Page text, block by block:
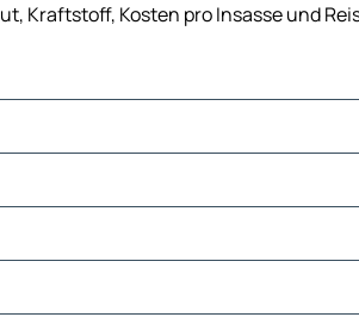
Kraftstoff, Kosten pro Insasse und